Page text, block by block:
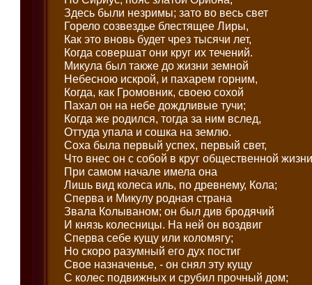
Здесь были незримы; зато во весь свет
Горело созвездье блестящее Лиры,
Как это вновь будет чрез тысячи лет,
Когда совершат они круг их течений.
Микула был также до жизни земной
Небесною искрой, и пахарем горним,
Когда, как Громовник, своею сохой
Пахал он на небе дождливые тучи;
Когда же родился, тогда за ним вслед,
Оттуда упала и сошка на землю.
Соха была первый успех, первый свет,
Что внес он с собой в круг общественной
При самом начале имела она
Лишь вид колеса иль, по древнему, Кола;
Сперва и Микулу родная страна
Звала Колываном; он был див бродячий
И князь колесницы. На ней он воздвиг
Сперва себе кущу или коломягу;
Но скоро разумный его дух постиг
Свое назначенье, - он снял эту кущу
С колес подвижных и срубил прочный дом;